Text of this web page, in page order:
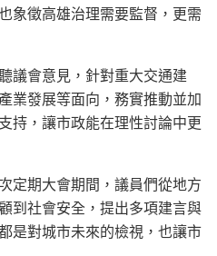
象徵高雄治理需要監督，更需
議會意見，針對重大交通建
業發展等面向，務實推動並加
持，讓市政能在理性討論中更
定期大會期間，議員們從地方
到社會安全，提出多項建言與
是對城市未來的檢視，也讓市